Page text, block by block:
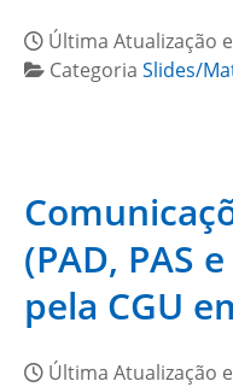
Última Atualização
Categoria Slides/
(PAD, PAS
pela CGU
Última Atualização